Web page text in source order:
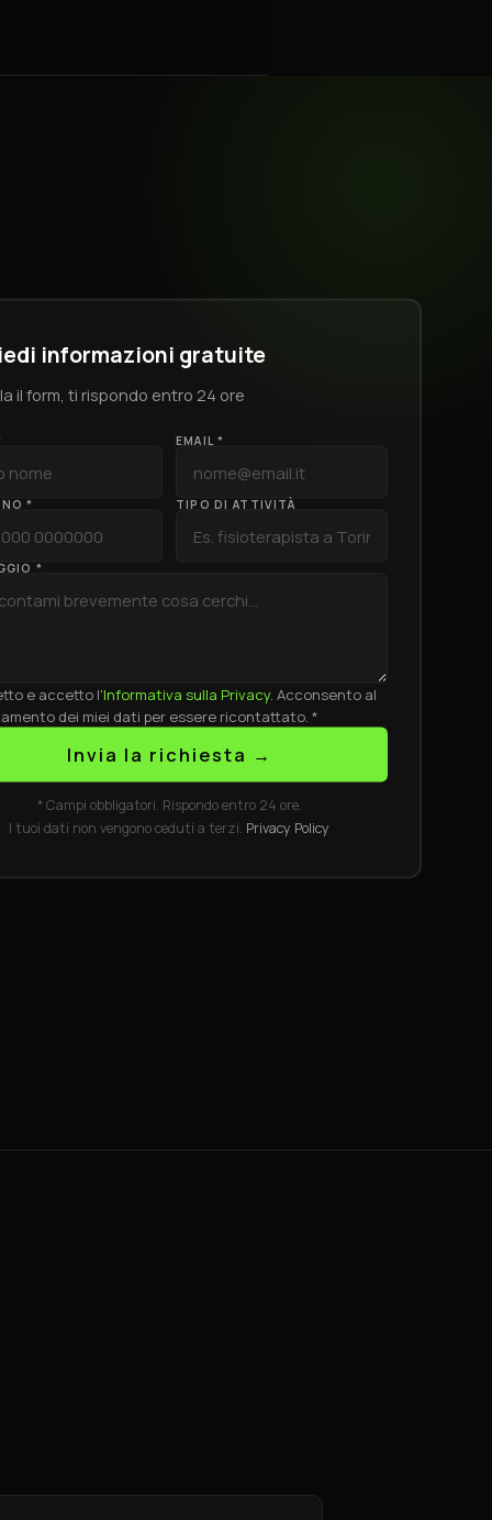
informazioni gratuite
il form, ti rispondo entro 24 ore
EMAIL *
* TIPO DI ATTIVITÀ
*
e accetto l'Informativa sulla Privacy. Acconsento al
dei miei dati per essere ricontattato. *
Invia la richiesta →
* Campi obbligatori. Rispondo entro 24 ore.
I tuoi dati non vengono ceduti a terzi. Privacy Policy